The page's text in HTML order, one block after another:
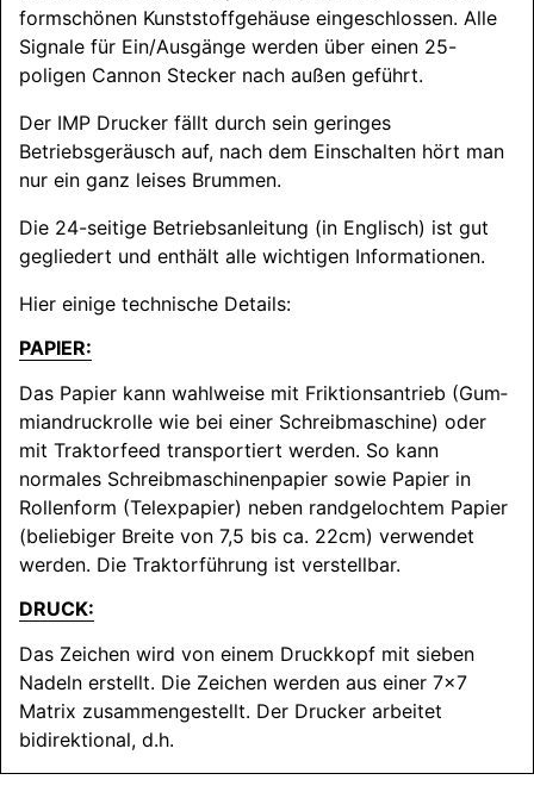
formschönen Kunst­stoff­ge­häu­se eingeschlossen. Alle
Signale für Ein/Ausgänge werden über einen 25-
poligen Cannon Stecker nach außen geführt.
Der IMP Drucker fällt durch sein geringes
Betriebsgeräusch auf, nach dem Einschalten hört man
nur ein ganz leises Brum­men.
Die 24-seitige Betriebsanleitung (in Englisch) ist gut
gegliedert und enthält alle wichtigen Informationen.
Hier einige technische Details:
PAPIER:
Das Papier kann wahlweise mit Friktionsantrieb (Gum­
mi­an­druck­rol­le wie bei einer Schreibmaschine) oder
mit Trak­tor­feed transportiert werden. So kann
normales Schreib­ma­schi­nen­pa­pier sowie Papier in
Rollenform (Telexpapier) neben randgelochtem Papier
(beliebiger Breite von 7,5 bis ca. 22cm) verwendet
werden. Die Traktorführung ist verstellbar.
DRUCK:
Das Zeichen wird von einem Druckkopf mit sieben
Nadeln erstellt. Die Zeichen werden aus einer 7x7
Matrix zusammengestellt. Der Drucker arbeitet
bidirektional, d.h.